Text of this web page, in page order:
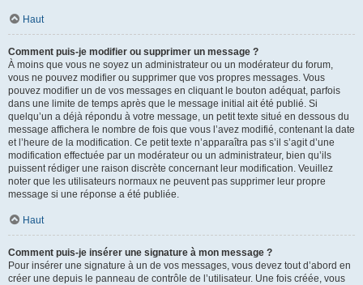
Haut
Comment puis-je modifier ou supprimer un message ?
À moins que vous ne soyez un administrateur ou un modérateur du forum,
vous ne pouvez modifier ou supprimer que vos propres messages. Vous
pouvez modifier un de vos messages en cliquant le bouton adéquat, parfois
dans une limite de temps après que le message initial ait été publié. Si
quelqu’un a déjà répondu à votre message, un petit texte situé en dessous du
message affichera le nombre de fois que vous l’avez modifié, contenant la date
et l’heure de la modification. Ce petit texte n’apparaîtra pas s’il s’agit d’une
modification effectuée par un modérateur ou un administrateur, bien qu’ils
puissent rédiger une raison discrète concernant leur modification. Veuillez
noter que les utilisateurs normaux ne peuvent pas supprimer leur propre
message si une réponse a été publiée.
Haut
Comment puis-je insérer une signature à mon message ?
Pour insérer une signature à un de vos messages, vous devez tout d’abord en
créer une depuis le panneau de contrôle de l’utilisateur. Une fois créée, vous